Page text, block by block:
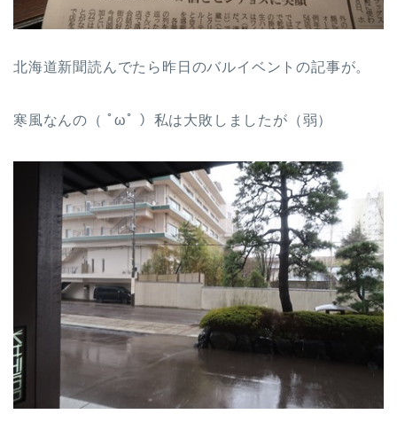
北海道新聞読んでたら昨日のバルイベントの記事が。
寒風なんの（ ﾟωﾟ ）私は大敗しましたが（弱）